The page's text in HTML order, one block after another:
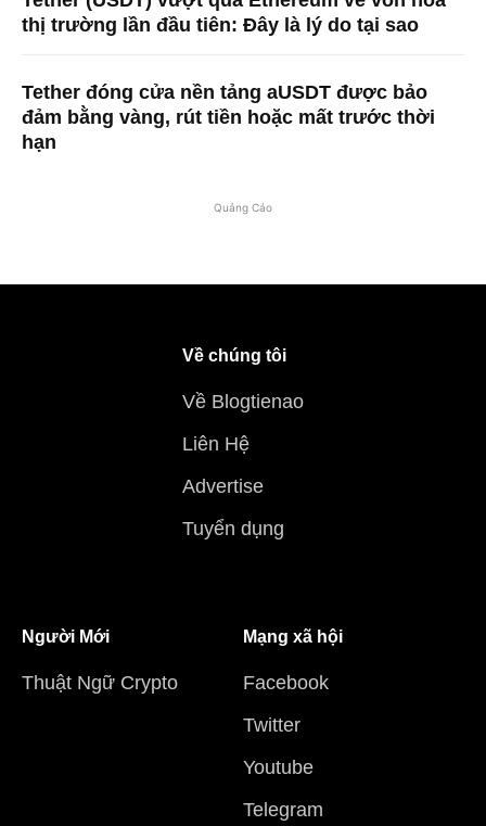
thị trường lần đầu tiên: Đây là lý do tại sao
Tether đóng cửa nền tảng aUSDT được bảo
đảm bằng vàng, rút ​​tiền hoặc mất trước thời
hạn
Quảng Cáo
Về chúng tôi
Về Blogtienao
Liên Hệ
Advertise
Tuyển dụng
Người Mới
Thuật Ngữ Crypto
Mạng xã hội
Facebook
Twitter
Youtube
Telegram